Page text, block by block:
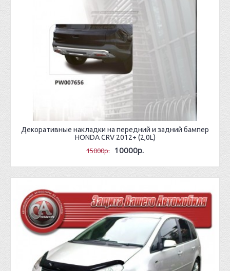
Декоративные накладки на передний и задний бампер
HONDA CRV 2012+ (2,0L)
15000р. 10000р.